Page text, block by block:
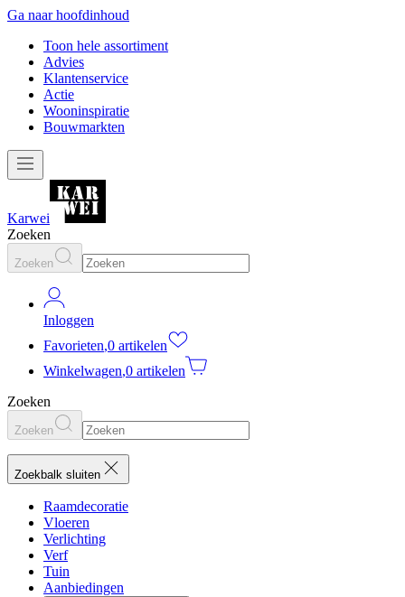
Ga naar hoofdinhoud
Toon hele assortiment
Advies
Klantenservice
Actie
Wooninspiratie
Bouwmarkten
Karwei
Zoeken
Zoeken
Inloggen
Favorieten,0 artikelen
Winkelwagen,0 artikelen
Zoeken
Zoeken
Zoekbalk sluiten
Raamdecoratie
Vloeren
Verlichting
Verf
Tuin
Aanbiedingen